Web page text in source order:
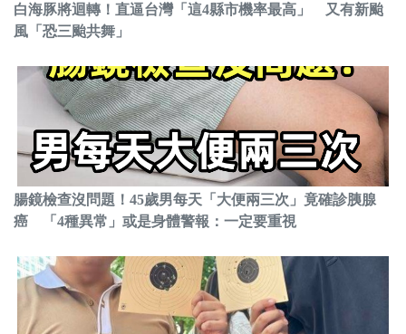
白海豚將迴轉！直逼台灣「這4縣市機率最高」 又有新颱
風「恐三颱共舞」
腸鏡檢查沒問題！45歲男每天「大便兩三次」竟確診胰腺
癌 「4種異常」或是身體警報：一定要重視